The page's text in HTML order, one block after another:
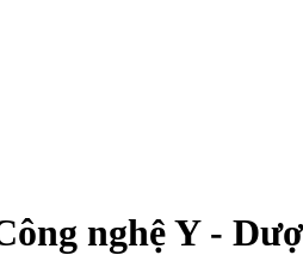
nghệ Y -